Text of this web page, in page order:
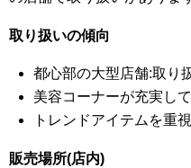
取り扱いの傾向
都心部の大型店舗:取り
美容コーナーが充実し
トレンドアイテムを重
販売場所(店内)